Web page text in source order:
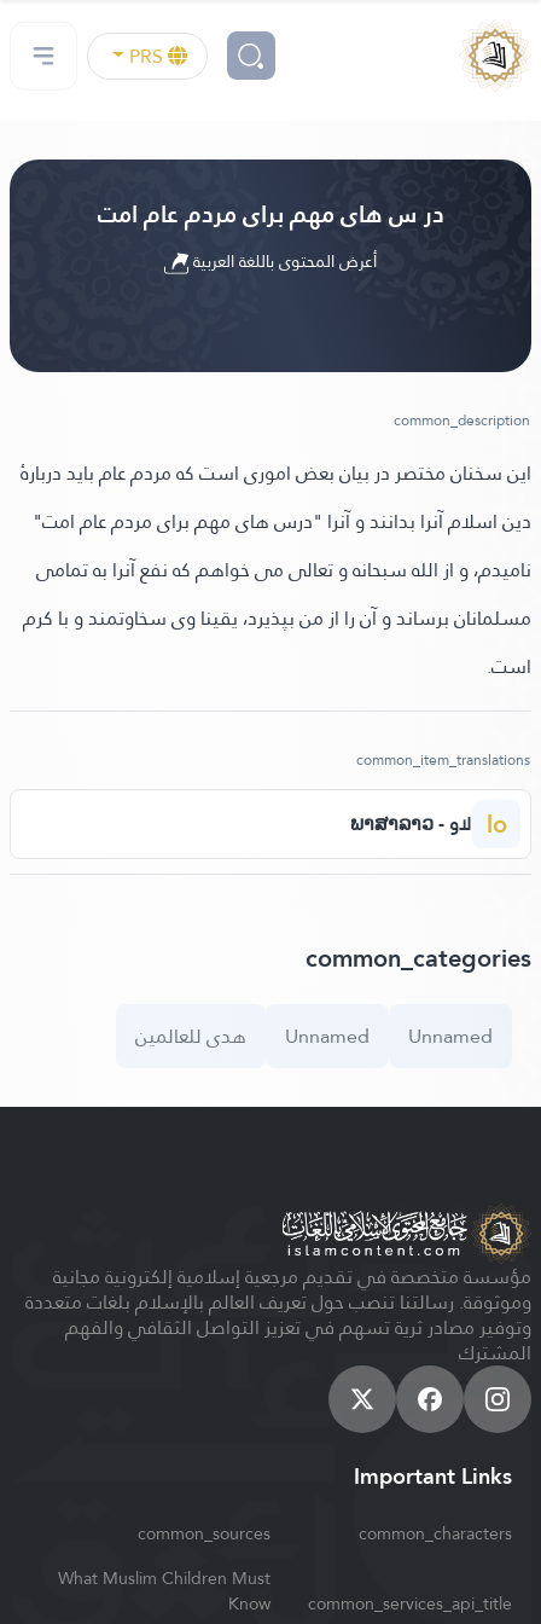
در س های مهم برای مردم عام امت
أعرض المحتوى باللغة العربية
common_description
این سخنان مختصر در بیان بعض اموری است که مردم عام باید دربارۀ
دین اسلام آنرا بدانند و آنرا "درس های مهم برای مردم عام امت"
نامیدم، و از الله سبحانه و تعالی می خواهم که نفع آنرا به تمامی
مسلمانان برساند و آن را از من بپذیرد، یقینا وی سخاوتمند و با کرم
است.
common_item_translations
lo لاو - ພາສາລາວ
common_categories
Unnamed
Unnamed هدى للعالمين
مؤسسة متخصصة في تقديم مرجعية إسلامية إلكترونية مجانية
وموثوقة. رسالتنا تنصب حول تعريف العالم بالإسلام بلغات متعددة
وتوفير مصادر ثرية تسهم في تعزيز التواصل الثقافي والفهم
المشترك
Important Links
common_characters
common_sources
common_services_api_title
What Muslim Children Must
Know